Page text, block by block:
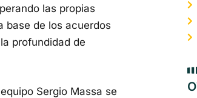
las propias
base de los acuerdos
profundidad de
Sergio Massa se